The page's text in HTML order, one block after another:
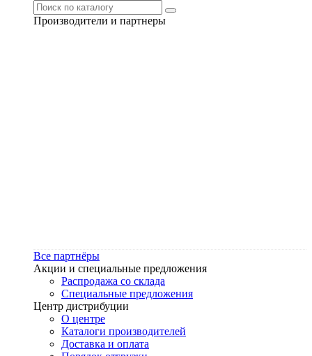
Производители и партнеры
Все партнёры
Акции и специальные предложения
Распродажа со склада
Специальные предложения
Центр дистрибуции
О центре
Каталоги производителей
Доставка и оплата